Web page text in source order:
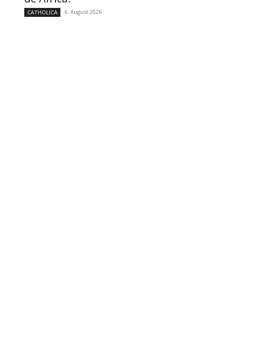
CATHOLICA 6. August 2026